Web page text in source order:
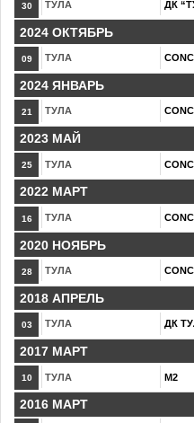
30 ТУЛА ДК
2024 ОКТЯБРЬ
09 ТУЛА
2024 ЯНВАРЬ
21 ТУЛА
2023 МАЙ
25 ТУЛА
2022 МАРТ
16 ТУЛА
2020 НОЯБРЬ
28 ТУЛА
2018 АПРЕЛЬ
03 ТУЛА ДК
2017 МАРТ
10 ТУЛА М2
2016 МАРТ